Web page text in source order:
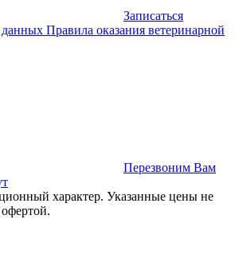
Записаться
данных Правила оказания ветеринарной
Перезвоним Вам
характер. Указанные цены не